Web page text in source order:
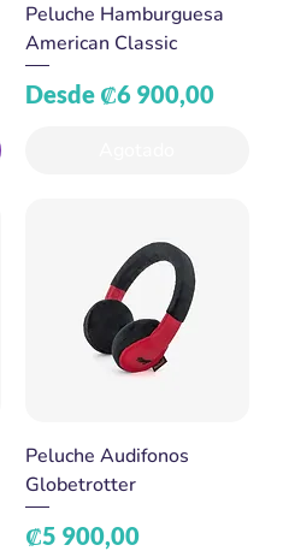
Peluche Hamburguesa
American Classic
Desde ₡6 900,00
Precio de oferta
Peluche Audifonos
Globetrotter
Precio
₡5 900,00